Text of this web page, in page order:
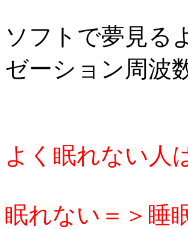
ソフトで夢見る
ゼーション周波
よく眠れない人
眠れない＝＞睡